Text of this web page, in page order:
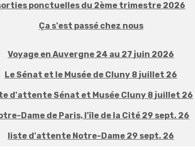
ponctuelles du 2ème trimestre 2026
Ça s'est passé chez nous
Voyage en Auvergne 24 au 27 juin 2026
Le Sénat et le Musée de Cluny 8 juillet 26
d'attente Sénat et Musée Cluny 8 juillet 26
Dame de Paris, l'île de la Cité 29 sept. 26
liste d'attente Notre-Dame 29 sept. 26